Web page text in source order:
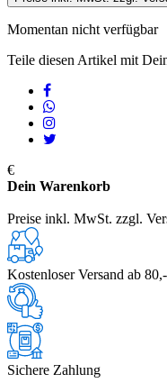
Momentan nicht verfügbar
Teile diesen Artikel mit
€
Dein Warenkorb
Preise inkl. MwSt. zzgl.
Kostenloser Versand ab
Sichere Zahlung